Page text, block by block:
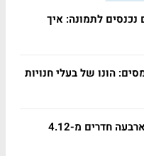
נכנסים לתמונה: איך
הונו של בעלי חנויות
תל בנימין: באותו בניין ירדו ארבעה חדרים מ-4.12